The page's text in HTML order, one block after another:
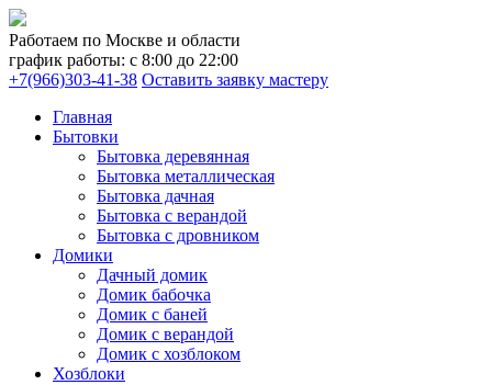
Работаем по Москве и области
график работы: с 8:00 до 22:00
+7(966)303-41-38 Оставить заявку мастеру
Главная
Бытовки
Бытовка деревянная
Бытовка металлическая
Бытовка дачная
Бытовка с верандой
Бытовка с дровником
Домики
Дачный домик
Домик бабочка
Домик с баней
Домик с верандой
Домик с хозблоком
Хозблоки